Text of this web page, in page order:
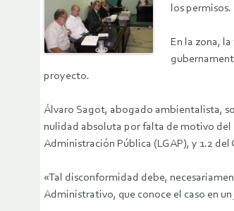
los permisos.
En la zona,
proyecto.
Álvaro Sagot, abogado ambientalista,
nulidad absoluta por falta de motivo del
Administración Pública (LGAP), y 1.2
«Tal disconformidad debe,
Administrativo, que conoce el caso en